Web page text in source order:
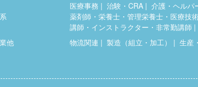
医療事務 治験・CRA 介護・ヘルパ
薬剤師・栄養士・管理栄養士・医療技
講師・インストラクター・非常勤講師
他
物流関連 製造（組立・加工） 生産